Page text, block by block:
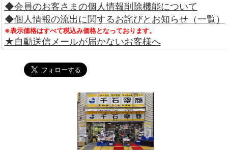
◆会員のお客さまの個人情報削除機能について
◆個人情報の流出に関するお詫びとお知らせ（一覧）
※表示価格はすべて税込み価格となっております。
★自動送信メールが届かないお客様へ